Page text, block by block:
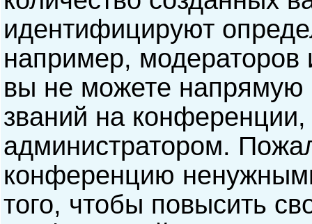
идентифицируют
например,
вы не можете напрямую
званий на
администратором.
конференцию
того, чтобы повысить